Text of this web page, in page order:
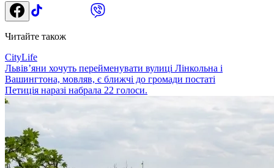
Читайте також
CityLife
Львівʼяни хочуть перейменувати вулиці Лінкольна і
Вашингтона, мовляв, є ближчі до громади постаті
Петиція наразі набрала 22 голоси.